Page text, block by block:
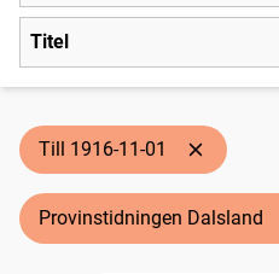
Titel
Till 1916-11-01
Provinstidningen Dalsland